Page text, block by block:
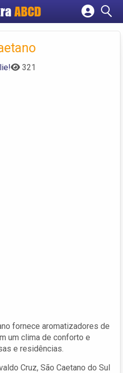
ABCD
empresa
conta
321
fornece aromatizadores de
um clima de conforto e
e residências.
Cruz, São Caetano do Sul